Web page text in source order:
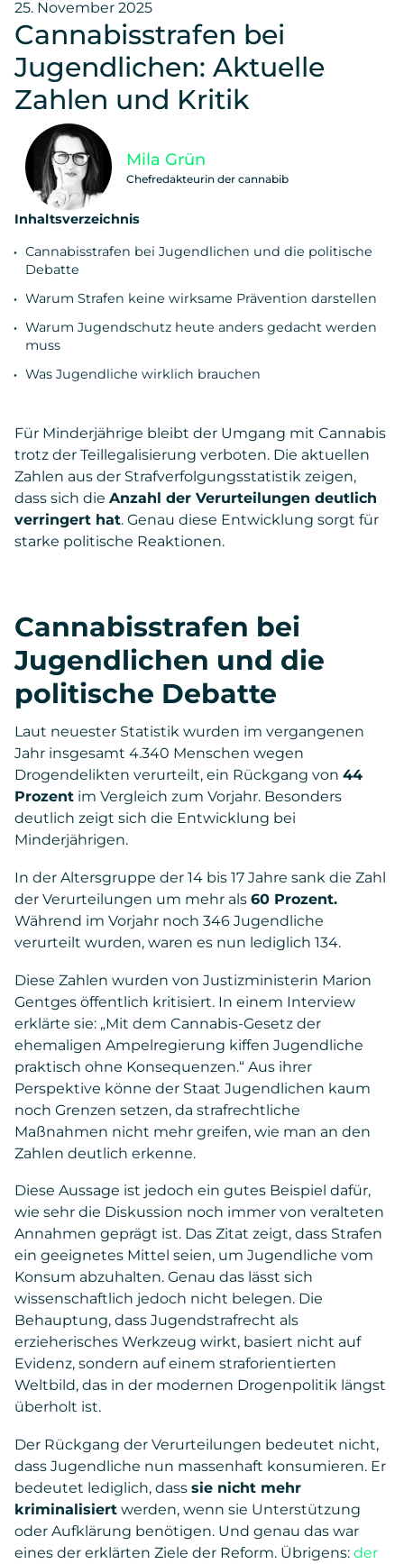
25. November 2025
Cannabisstrafen bei
Jugendlichen: Aktuelle
Zahlen und Kritik
Inhaltsverzeichnis
Cannabisstrafen bei Jugendlichen und die politische
Debatte
Warum Strafen keine wirksame Prävention darstellen
Warum Jugendschutz heute anders gedacht werden
muss
Was Jugendliche wirklich brauchen
Mila Grün
Chefredakteurin der cannabib
Für Minderjährige bleibt der Umgang mit Cannabis
trotz der Teillegalisierung verboten. Die aktuellen
Zahlen aus der Strafverfolgungsstatistik zeigen,
dass sich die Anzahl der Verurteilungen deutlich
verringert hat. Genau diese Entwicklung sorgt für
starke politische Reaktionen.
Cannabisstrafen bei
Jugendlichen und die
politische Debatte
Laut neuester Statistik wurden im vergangenen
Jahr insgesamt 4.340 Menschen wegen
Drogendelikten verurteilt, ein Rückgang von 44
Prozent im Vergleich zum Vorjahr. Besonders
deutlich zeigt sich die Entwicklung bei
Minderjährigen.
In der Altersgruppe der 14 bis 17 Jahre sank die Zahl
der Verurteilungen um mehr als 60 Prozent.
Während im Vorjahr noch 346 Jugendliche
verurteilt wurden, waren es nun lediglich 134.
Diese Zahlen wurden von Justizministerin Marion
Gentges öffentlich kritisiert. In einem Interview
erklärte sie: „Mit dem Cannabis-Gesetz der
ehemaligen Ampelregierung kiffen Jugendliche
praktisch ohne Konsequenzen.“ Aus ihrer
Perspektive könne der Staat Jugendlichen kaum
noch Grenzen setzen, da strafrechtliche
Maßnahmen nicht mehr greifen, wie man an den
Zahlen deutlich erkenne.
Diese Aussage ist jedoch ein gutes Beispiel dafür,
wie sehr die Diskussion noch immer von veralteten
Annahmen geprägt ist. Das Zitat zeigt, dass Strafen
ein geeignetes Mittel seien, um Jugendliche vom
Konsum abzuhalten. Genau das lässt sich
wissenschaftlich jedoch nicht belegen. Die
Behauptung, dass Jugendstrafrecht als
erzieherisches Werkzeug wirkt, basiert nicht auf
Evidenz, sondern auf einem straforientierten
Weltbild, das in der modernen Drogenpolitik längst
überholt ist.
Der Rückgang der Verurteilungen bedeutet nicht,
dass Jugendliche nun massenhaft konsumieren. Er
bedeutet lediglich, dass sie nicht mehr
kriminalisiert werden, wenn sie Unterstützung
oder Aufklärung benötigen. Und genau das war
eines der erklärten Ziele der Reform. Übrigens: der